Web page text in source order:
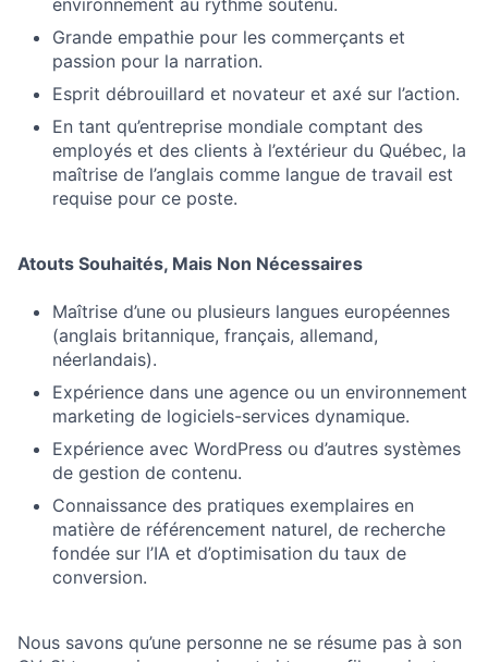
environnement au rythme soutenu.
Grande empathie pour les commerçants et
passion pour la narration.
Esprit débrouillard et novateur et axé sur l’action.
En tant qu’entreprise mondiale comptant des
employés et des clients à l’extérieur du Québec, la
maîtrise de l’anglais comme langue de travail est
requise pour ce poste.
Atouts Souhaités, Mais Non Nécessaires
Maîtrise d’une ou plusieurs langues européennes
(anglais britannique, français, allemand,
néerlandais).
Expérience dans une agence ou un environnement
marketing de logiciels-services dynamique.
Expérience avec WordPress ou d’autres systèmes
de gestion de contenu.
Connaissance des pratiques exemplaires en
matière de référencement naturel, de recherche
fondée sur l’IA et d’optimisation du taux de
conversion.
Nous savons qu’une personne ne se résume pas à son